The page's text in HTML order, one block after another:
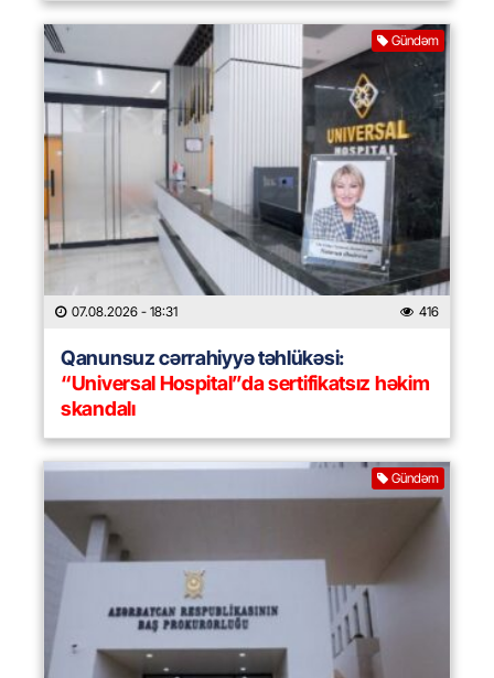
Gündəm
07.08.2026 - 18:31 416
Qanunsuz cərrahiyyə təhlükəsi:
“Universal Hospital”da sertifikatsız həkim
skandalı
Gündəm